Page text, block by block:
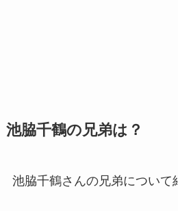
池脇千鶴の兄弟は？
池脇千鶴さんの兄弟について